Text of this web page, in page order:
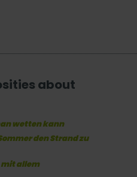
about
wetten kann
den Strand zu
mit allem